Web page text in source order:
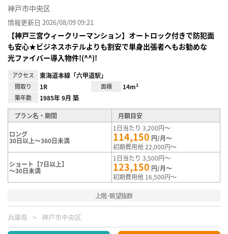
神戸市中央区
情報更新日 2026/08/09 09:21
【神戸三宮ウィークリーマンション】オートロック付きで防犯面
も安心★ビジネスホテルよりも割安で単身出張者へもお勧めな
光ファイバー導入物件!(^^)!
アクセス 東海道本線「六甲道駅」
間取り 1R 面積 14m²
築年数 1985年 9月 築
プラン名・期間 月額目安
ロング
30日以上～360日未満
1日当たり 3,200円～
114,150 円/月～
初期費用他 22,000円～
ショート【7日以上】
～30日未満
1日当たり 3,500円～
123,150 円/月～
初期費用他 16,500円～
上階･眺望抜群
兵庫県 神戸市中央区